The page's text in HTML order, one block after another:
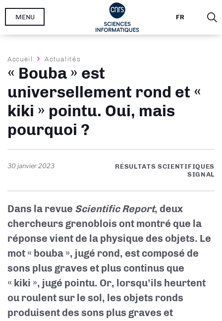
Aller
FR
MENU
Fil
d'Ariane
Accueil Actualités
« Bouba » est
universellement rond et «
kiki » pointu. Oui, mais
pourquoi ?
30 janvier 2023
RÉSULTATS SCIENTIFIQUES
SIGNAL
Dans la revue Scientific Report, deux
chercheurs grenoblois ont montré que la
réponse vient de la physique des objets. Le
mot « bouba », jugé rond, est composé de
sons plus graves et plus continus que
« kiki », jugé pointu. Or, lorsqu’ils heurtent
ou roulent sur le sol, les objets ronds
produisent des sons plus graves et